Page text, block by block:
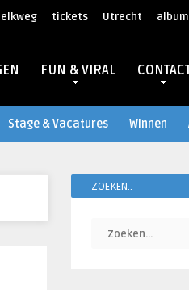
tickets Utrecht album
FUN & VIRAL
Stage & Vacatures Winnen
ZOEKEN..